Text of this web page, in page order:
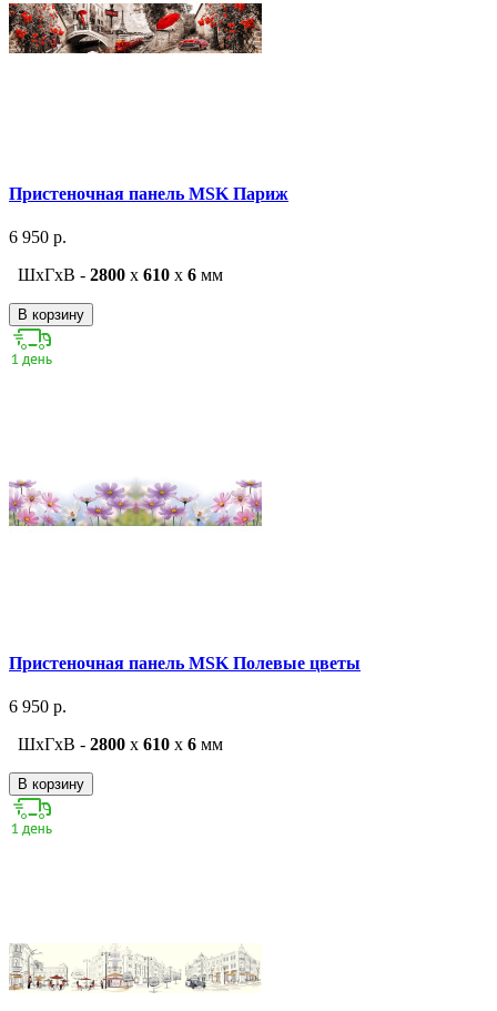
Пристеночная панель MSK Париж
6 950 р.
ШxГxВ - 2800 x 610 x 6 мм
В корзину
Пристеночная панель MSK Полевые цветы
6 950 р.
ШxГxВ - 2800 x 610 x 6 мм
В корзину